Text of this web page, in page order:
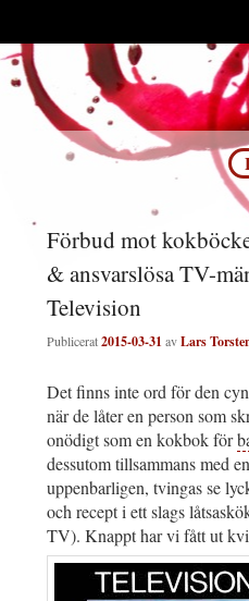
Förbud mot
& ansvarslösa TV-
Television
Publicerat2015-03-31 avLars
Det finns inte ord för den
när de låter en person som
onödigt som en kokbok för
dessutom tillsammans med
uppenbarligen, tvingas se
och recept i ett slags
TV). Knappt har vi fått ut